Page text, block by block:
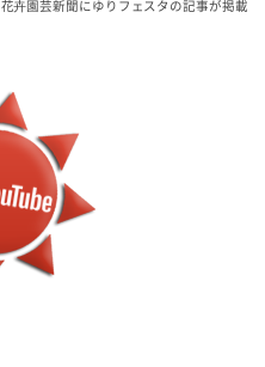
花卉園芸新聞にゆりフェスタの記事が掲載